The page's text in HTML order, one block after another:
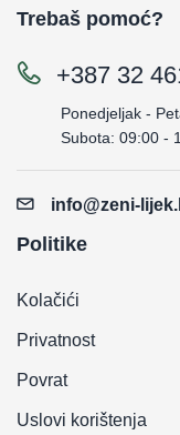
Trebaš pomoć?
+387 32
Ponedjeljak -
Subota: 09:00 -
info@zeni-
Politike
Kolačići
Privatnost
Povrat
Uslovi korištenja